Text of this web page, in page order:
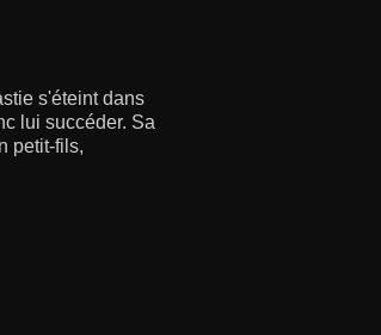
s'éteint dans
lui succéder. Sa
petit-fils,